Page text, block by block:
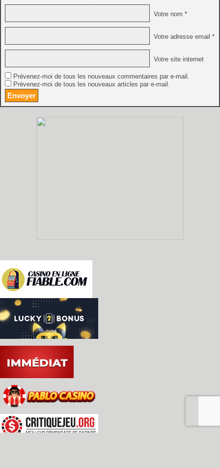
Votre nom *
Votre adresse email *
Votre site internet
Prévenez-moi de tous les nouveaux commentaires par e-mail.
Prévenez-moi de tous les nouveaux articles par e-mail.